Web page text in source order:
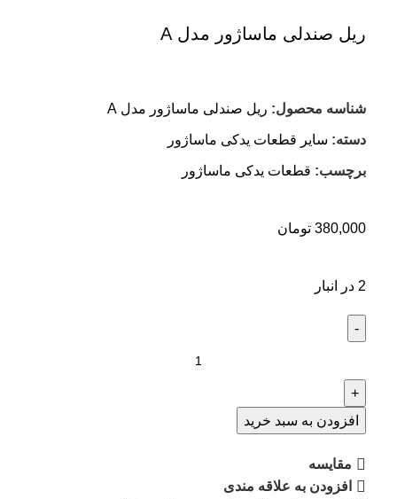
ریل صندلی ماساژور مدل A
شناسه محصول: ریل صندلی ماساژور مدل A
دسته: سایر قطعات یدکی ماساژور
برچسب: قطعات یدکی ماساژور
380,000 تومان
2 در انبار
افزودن به سبد خرید
مقایسه
افزودن به علاقه مندی